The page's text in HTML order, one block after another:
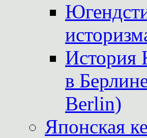
История
в
Berlin)
Японская